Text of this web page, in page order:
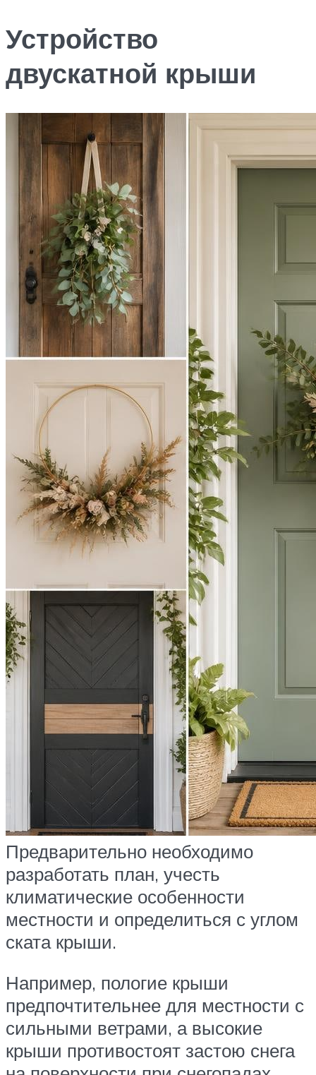
Устройство
двускатной крыши
Предварительно необходимо
разработать план, учесть
климатические особенности
местности и определиться с углом
ската крыши.
Например, пологие крыши
предпочтительнее для местности с
сильными ветрами, а высокие
крыши противостоят застою снега